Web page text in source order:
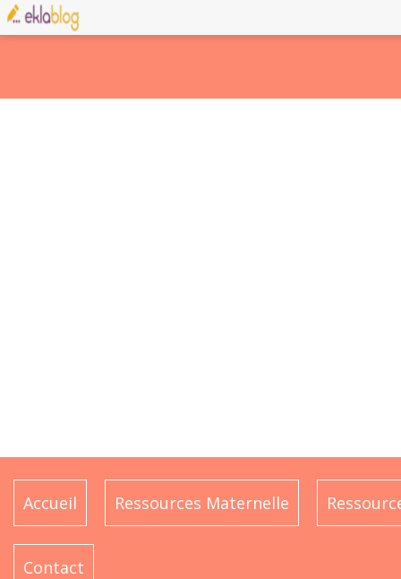
Accueil Ressources Maternelle
Contact